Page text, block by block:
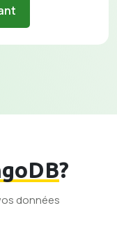
?
données